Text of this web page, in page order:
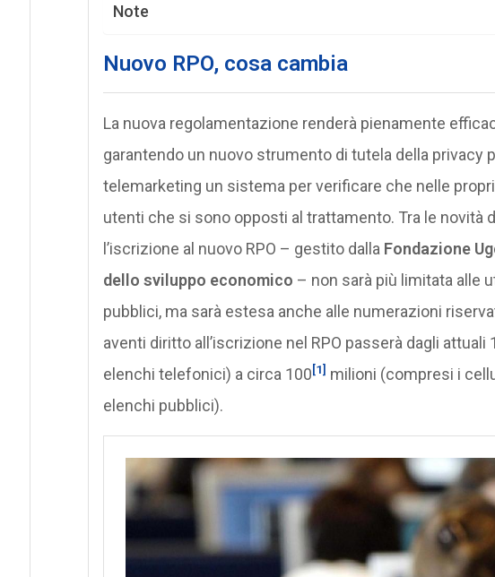
Note
Nuovo RPO, cosa cambia
La nuova regolamentazione renderà pienamente
garantendo un nuovo strumento di tutela della privacy
telemarketing un sistema per verificare che nelle
utenti che si sono opposti al trattamento. Tra le novità
l’iscrizione al nuovo RPO – gestito dalla Fondazione
dello sviluppo economico – non sarà più limitata alle
pubblici, ma sarà estesa anche alle numerazioni
aventi diritto all’iscrizione nel RPO passerà dagli
elenchi telefonici) a circa 100[1] milioni (compresi i
elenchi pubblici).